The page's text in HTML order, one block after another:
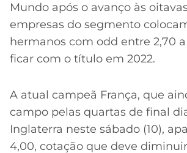
Mundo após o avanço às
empresas do segmento
hermanos com odd entre 2,70 a
ficar com o título em 2022.
A atual campeã França, que
campo pelas quartas de final
Inglaterra neste sábado (10),
4,00, cotação que deve